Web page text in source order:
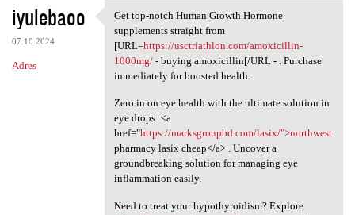
iyulebaoo
07.10.2024
Adres
Get top-notch Human Growth
Get top-notch Human Growth Hormone
supplements straight from
[URL=https://usctriathlon.com/amoxicillin-
1000mg/- buying amoxicillin[/URL - . Purchase
immediately for boosted health.
Zero in on eye health with the ultimate solution in
eye drops: <a
href="https://marksgroupbd.com/lasix/">northwest
pharmacy lasix cheap</a> . Uncover a
groundbreaking solution for managing eye
inflammation easily.
Need to treat your hypothyroidism? Explore